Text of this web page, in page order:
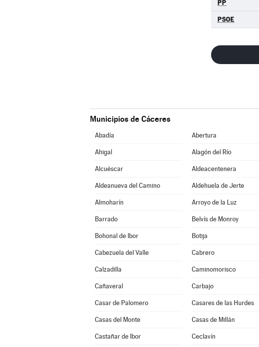
PP
PSOE
Municipios de Cáceres
Abadía Abertura
Ahigal Alagón del Río
Alcuéscar Aldeacentenera
Aldeanueva del Camino Aldehuela de Jerte
Almoharín Arroyo de la Luz
Barrado Belvís de Monroy
Bohonal de Ibor Botija
Cabezuela del Valle Cabrero
Calzadilla Caminomorisco
Cañaveral Carbajo
Casar de Palomero Casares de las Hurdes
Casas del Monte Casas de Millán
Castañar de Ibor Ceclavín